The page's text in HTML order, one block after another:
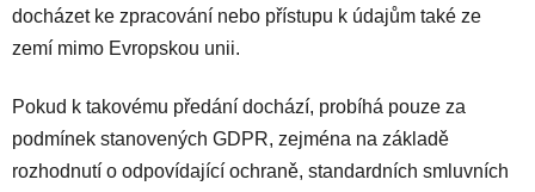
docházet ke zpracování nebo přístupu k údajům také ze
zemí mimo Evropskou unii.
Pokud k takovému předání dochází, probíhá pouze za
podmínek stanovených GDPR, zejména na základě
rozhodnutí o odpovídající ochraně, standardních smluvních